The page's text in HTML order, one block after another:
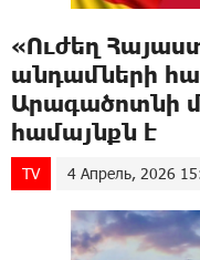
«Ուժեղ
անդամների
Արագածոտնի
համայնքն է
TV 4 Апрель, 2026